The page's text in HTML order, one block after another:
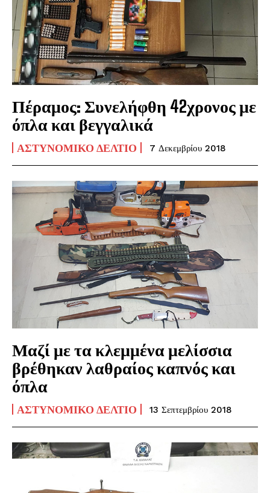
Πέραμος: Συνελήφθη 42χρονος με
όπλα και βεγγαλικά
ΑΣΤΥΝΟΜΙΚΌ ΔΕΛΤΊΟ 7 Δεκεμβρίου 2018
Μαζί με τα κλεμμένα μελίσσια
βρέθηκαν λαθραίος καπνός και
όπλα
ΑΣΤΥΝΟΜΙΚΌ ΔΕΛΤΊΟ 13 Σεπτεμβρίου 2018